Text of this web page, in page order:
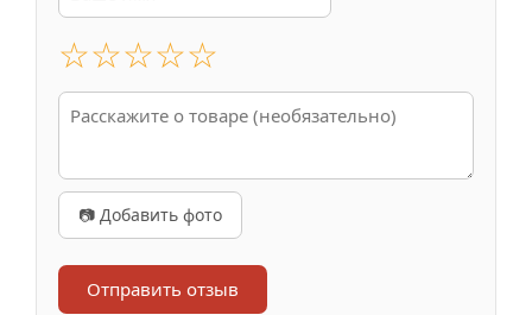
☆☆☆☆☆
📷 Добавить фото
Отправить отзыв